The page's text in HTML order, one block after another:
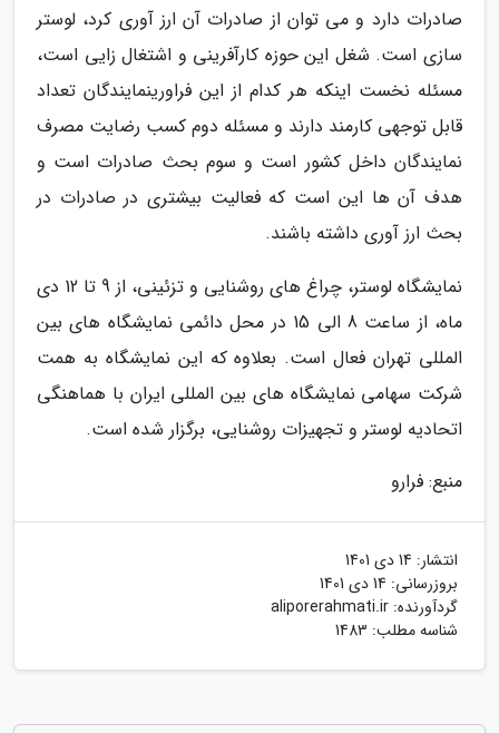
صادرات دارد و می توان از صادرات آن ارز آوری کرد، لوستر
سازی است. شغل این حوزه کارآفرینی و اشتغال زایی است،
مسئله نخست اینکه هر کدام از این فراورینمایندگان تعداد
قابل توجهی کارمند دارند و مسئله دوم کسب رضایت مصرف
نمایندگان داخل کشور است و سوم بحث صادرات است و
هدف آن ها این است که فعالیت بیشتری در صادرات در
بحث ارز آوری داشته باشند.
نمایشگاه لوستر، چراغ های روشنایی و تزئینی، از 9 تا 12 دی
ماه، از ساعت 8 الی 15 در محل دائمی نمایشگاه های بین
المللی تهران فعال است. بعلاوه که این نمایشگاه به همت
شرکت سهامی نمایشگاه های بین المللی ایران با هماهنگی
اتحادیه لوستر و تجهیزات روشنایی، برگزار شده است.
منبع: فرارو
انتشار: 14 دی 1401
بروزرسانی: 14 دی 1401
گردآورنده: aliporerahmati.ir
شناسه مطلب: 1483